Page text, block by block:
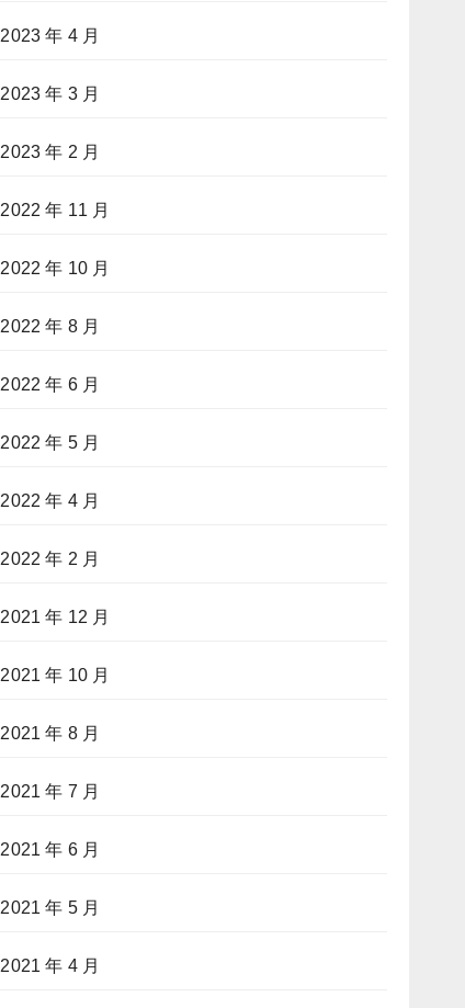
2023 年 4 月
2023 年 3 月
2023 年 2 月
2022 年 11 月
2022 年 10 月
2022 年 8 月
2022 年 6 月
2022 年 5 月
2022 年 4 月
2022 年 2 月
2021 年 12 月
2021 年 10 月
2021 年 8 月
2021 年 7 月
2021 年 6 月
2021 年 5 月
2021 年 4 月